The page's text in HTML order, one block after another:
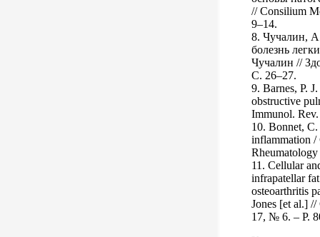
// Consilium
9–14.
8. Чучалин,
болезнь
Чучалин //
С. 26–27.
9. Barnes, P.
obstructive
Immunol.
10. Bonnet, C.
inflammation /
11. Cellular
infrapatellar
osteoarthritis
Jones [et al.]
17, № 6. – P.